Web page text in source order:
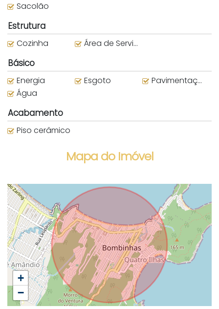
Sacolão
Estrutura
Cozinha Área de Serviço
Básico
Energia Esgoto
Pavimentação
Água
Acabamento
Piso cerâmico
Mapa do Imóvel
+
−